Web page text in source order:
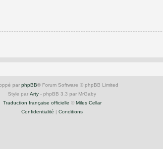
par phpBB® Forum Software © phpBB Limited
Style par Arty - phpBB 3.3 par MrGaby
Traduction française officielle © Miles Cellar
Confidentialité | Conditions